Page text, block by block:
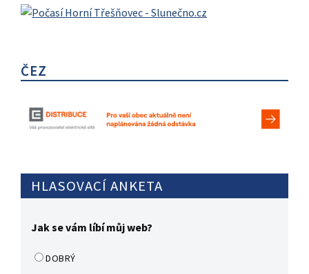
ČEZ
HLASOVACÍ ANKETA
Jak se vám líbí můj web?
DOBRÝ